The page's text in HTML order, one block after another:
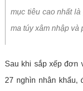
mục tiêu cao nhất
ma túy xâm nhập và
Sau khi sắp xếp đơn
27 nghìn nhân khẩu,